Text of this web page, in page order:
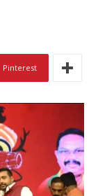
Pinterest